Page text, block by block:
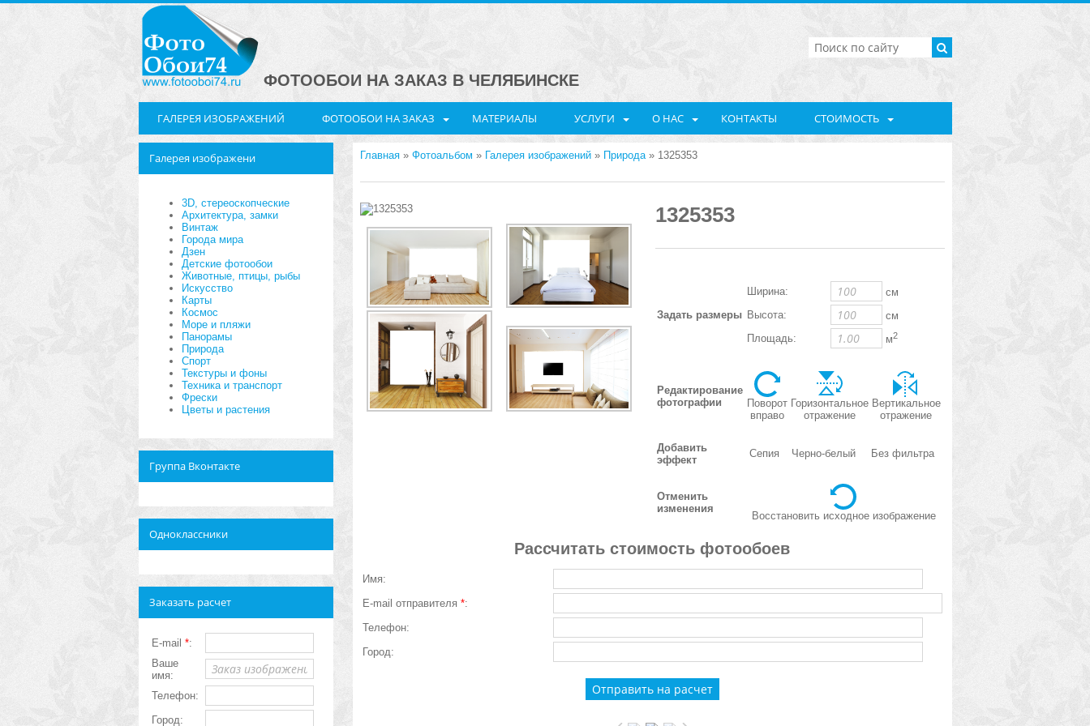
ФОТООБОИ НА ЗАКАЗ В ЧЕЛЯБИНСКЕ
ГАЛЕРЕЯ ИЗОБРАЖЕНИЙ ФОТООБОИ НА ЗАКАЗ МАТЕРИАЛЫ УСЛУГИ О НАС КОНТАКТЫ СТОИМОСТЬ
Главная» Фотоальбом » Галерея изображений» Природа» 1325353
1325353
Задать размеры
Ширина:
см
Высота:
см
Площадь:
м2
Редактирование
фотографии
Поворот
вправо
Горизонтальное
отражение
Вертикальное
отражение
Добавить
эффект
Сепия Черно-белый Без фильтра
Отменить
изменения
Восстановить исходное изображение
Рассчитать стоимость фотообоев
Имя:
E-mail отправителя *:
Телефон:
Город:
Галерея изображени
3D, стереоскопческие
Архитектура, замки
Винтаж
Города мира
Дзен
Детские фотообои
Животные, птицы, рыбы
Искусство
Карты
Космос
Море и пляжи
Панорамы
Природа
Спорт
Текстуры и фоны
Техника и транспорт
Фрески
Цветы и растения
Группа Вконтакте
Одноклассники
Заказать расчет
E-mail *:
Ваше
имя:
Телефон:
Город: